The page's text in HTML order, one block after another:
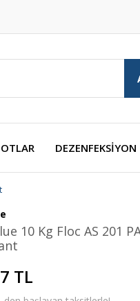
DEZENFEKSİYON
10 Kg Floc AS 201
TL